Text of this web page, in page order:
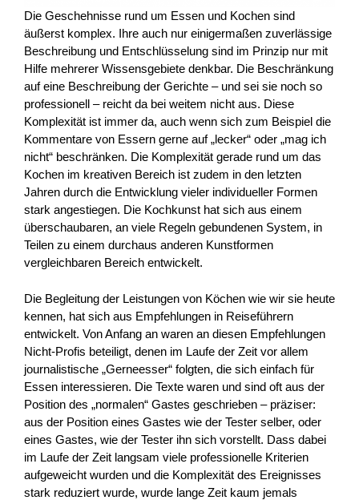
Die Geschehnisse rund um Essen und Kochen sind
äußerst komplex. Ihre auch nur einigermaßen zuverlässige
Beschreibung und Entschlüsselung sind im Prinzip nur mit
Hilfe mehrerer Wissensgebiete denkbar. Die Beschränkung
auf eine Beschreibung der Gerichte – und sei sie noch so
professionell – reicht da bei weitem nicht aus. Diese
Komplexität ist immer da, auch wenn sich zum Beispiel die
Kommentare von Essern gerne auf „lecker“ oder „mag ich
nicht“ beschränken. Die Komplexität gerade rund um das
Kochen im kreativen Bereich ist zudem in den letzten
Jahren durch die Entwicklung vieler individueller Formen
stark angestiegen. Die Kochkunst hat sich aus einem
überschaubaren, an viele Regeln gebundenen System, in
Teilen zu einem durchaus anderen Kunstformen
vergleichbaren Bereich entwickelt.
Die Begleitung der Leistungen von Köchen wie wir sie heute
kennen, hat sich aus Empfehlungen in Reiseführern
entwickelt. Von Anfang an waren an diesen Empfehlungen
Nicht-Profis beteiligt, denen im Laufe der Zeit vor allem
journalistische „Gerneesser“ folgten, die sich einfach für
Essen interessieren. Die Texte waren und sind oft aus der
Position des „normalen“ Gastes geschrieben – präziser:
aus der Position eines Gastes wie der Tester selber, oder
eines Gastes, wie der Tester ihn sich vorstellt. Dass dabei
im Laufe der Zeit langsam viele professionelle Kriterien
aufgeweicht wurden und die Komplexität des Ereignisses
stark reduziert wurde, wurde lange Zeit kaum jemals